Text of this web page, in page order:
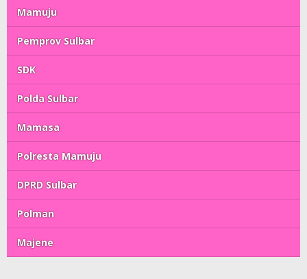
Mamuju
Pemprov Sulbar
SDK
Polda Sulbar
Mamasa
Polresta Mamuju
DPRD Sulbar
Polman
Majene